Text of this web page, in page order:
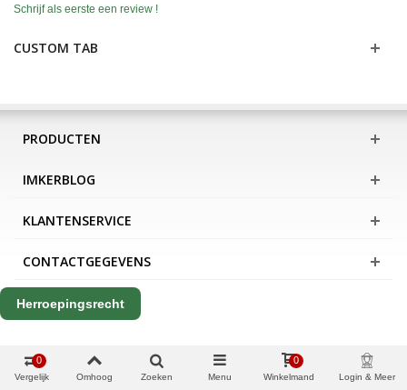
Schrijf als eerste een review !
CUSTOM TAB
PRODUCTEN
IMKERBLOG
KLANTENSERVICE
CONTACTGEGEVENS
Herroepingsrecht
Vergelijk
0
Omhoog Zoeken Menu Winkelmand
0
Login & Meer